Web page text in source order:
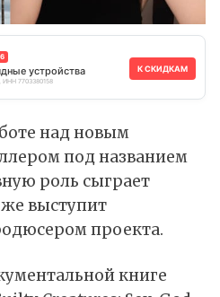
устройства
7703380158
К СКИДКАМ
над новым
под названием
роль сыграет
выступит
проекта.
книге